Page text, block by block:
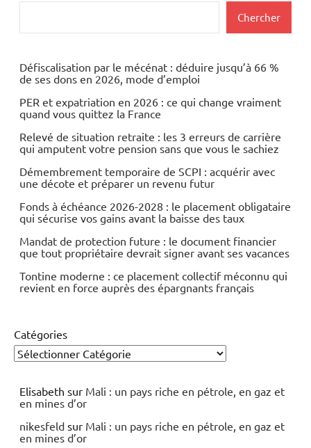
Chercher
Défiscalisation par le mécénat : déduire jusqu’à 66 %
de ses dons en 2026, mode d’emploi
PER et expatriation en 2026 : ce qui change vraiment
quand vous quittez la France
Relevé de situation retraite : les 3 erreurs de carrière
qui amputent votre pension sans que vous le sachiez
Démembrement temporaire de SCPI : acquérir avec
une décote et préparer un revenu futur
Fonds à échéance 2026-2028 : le placement obligataire
qui sécurise vos gains avant la baisse des taux
Mandat de protection future : le document financier
que tout propriétaire devrait signer avant ses vacances
Tontine moderne : ce placement collectif méconnu qui
revient en force auprès des épargnants français
Catégories
Elisabeth sur Mali : un pays riche en pétrole, en gaz et
en mines d’or
nikesfeld sur Mali : un pays riche en pétrole, en gaz et
en mines d’or